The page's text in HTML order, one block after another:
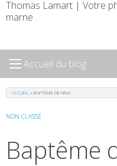
Thomas Lamart | Votre
marne
Accueil du blog
ACCUEIL »BAPTÊME DE NINA
NON CLASSÉ
Baptême